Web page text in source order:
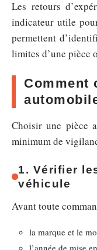
Les retours
indicateur utile
permettent
limites d’une pièce
Comment
Choisir une pièce
minimum de
1. Vérifier
véhicule
Avant toute
la marque et le
l’année de mise